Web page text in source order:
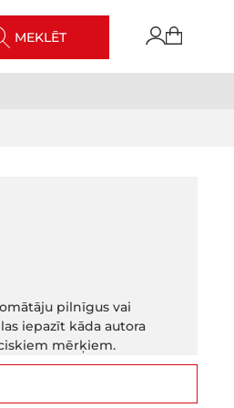
MEKLĒT
pilnīgus vai
iepazīt kāda autora
mērķiem.